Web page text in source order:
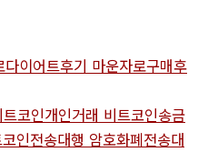
이어트후기 마운자로구매후
코인개인거래 비트코인송금
인전송대행 암호화폐전송대